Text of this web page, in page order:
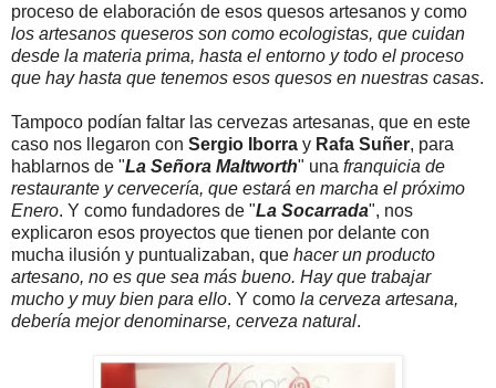
proceso de elaboración de esos quesos artesanos y como
los artesanos queseros son como ecologistas, que cuidan
desde la materia prima, hasta el entorno y todo el proceso
que hay hasta que tenemos esos quesos en nuestras casas.
Tampoco podían faltar las cervezas artesanas, que en este
caso nos llegaron con Sergio Iborra y Rafa Suñer, para
hablarnos de "La Señora Maltworth" una franquicia de
restaurante y cervecería, que estará en marcha el próximo
Enero. Y como fundadores de "La Socarrada", nos
explicaron esos proyectos que tienen por delante con
mucha ilusión y puntualizaban, que hacer un producto
artesano, no es que sea más bueno. Hay que trabajar
mucho y muy bien para ello. Y como la cerveza artesana,
debería mejor denominarse, cerveza natural.